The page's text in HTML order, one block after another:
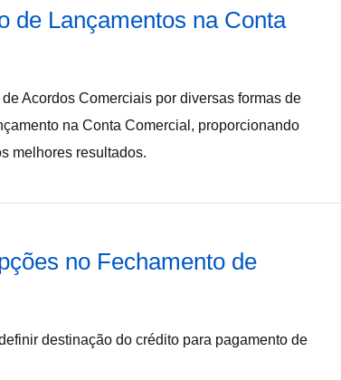
de Lançamentos na Conta
Acordos Comerciais por diversas formas de
na Conta Comercial, proporcionando
melhores resultados.
no Fechamento de
destinação do crédito para pagamento de